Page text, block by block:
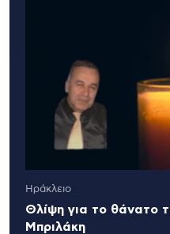
Ηράκλειο
Θλίψη για το θάνατο
Μπριλάκη